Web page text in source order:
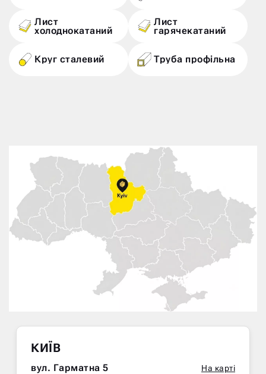
Лист
холоднокатаний
Лист
гарячекатаний
Круг сталевий Труба профільна
КИЇВ
вул. Гарматна 5 На карті